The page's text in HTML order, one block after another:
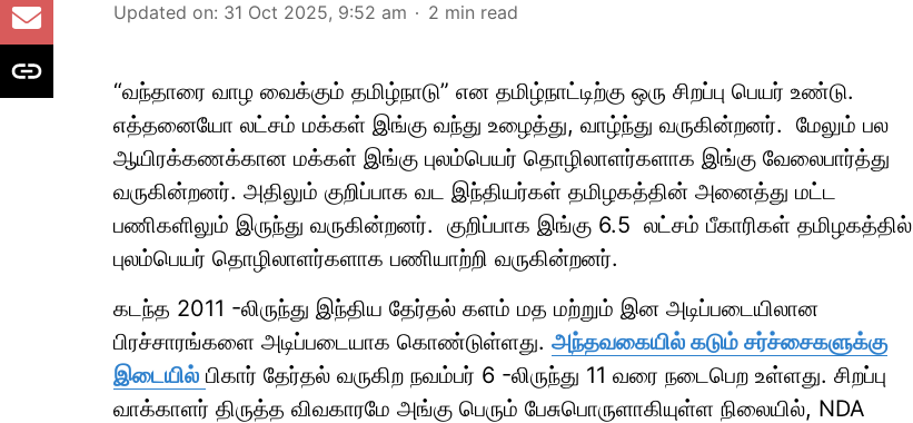
Updated on: 31 Oct 2025, 9:52 am 2 min read
“வந்தாரை வாழ வைக்கும் தமிழ்நாடு” என தமிழ்நாட்டிற்கு ஒரு சிறப்பு பெயர் உண்டு.
எத்தனையோ லட்சம் மக்கள் இங்கு வந்து உழைத்து, வாழ்ந்து வருகின்றனர். மேலும் பல
ஆயிரக்கணக்கான மக்கள் இங்கு புலம்பெயர் தொழிலாளர்களாக இங்கு வேலைபார்த்து
வருகின்றனர். அதிலும் குறிப்பாக வட இந்தியர்கள் தமிழகத்தின் அனைத்து மட்ட
பணிகளிலும் இருந்து வருகின்றனர். குறிப்பாக இங்கு 6.5 லட்சம் பீகாரிகள் தமிழகத்தில்
புலம்பெயர் தொழிலாளர்களாக பணியாற்றி வருகின்றனர்.
கடந்த 2011 -லிருந்து இந்திய தேர்தல் களம் மத மற்றும் இன அடிப்படையிலான
பிரச்சாரங்களை அடிப்படையாக கொண்டுள்ளது. அந்தவகையில் கடும் சர்ச்சைகளுக்கு
இடையில் பிகார் தேர்தல் வருகிற நவம்பர் 6 -லிருந்து 11 வரை நடைபெற உள்ளது. சிறப்பு
வாக்காளர் திருத்த விவகாரமே அங்கு பெரும் பேசுபொருளாகியுள்ள நிலையில், NDA